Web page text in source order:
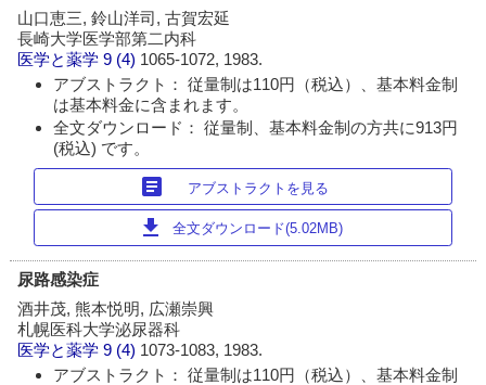
山口恵三, 鈴山洋司, 古賀宏延
長崎大学医学部第二内科
医学と薬学 9 (4) 1065-1072, 1983.
アブストラクト： 従量制は110円（税込）、基本料金制
は基本料金に含まれます。
全文ダウンロード： 従量制、基本料金制の方共に913円
(税込) です。
article アブストラクトを見る
download 全文ダウンロード(5.02MB)
尿路感染症
酒井茂, 熊本悦明, 広瀬崇興
札幌医科大学泌尿器科
医学と薬学 9 (4) 1073-1083, 1983.
アブストラクト： 従量制は110円（税込）、基本料金制